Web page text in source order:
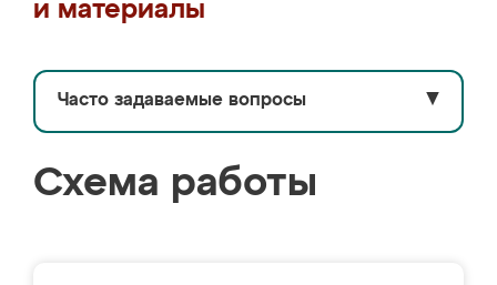
и материалы
Часто задаваемые вопросы ▼
Схема работы